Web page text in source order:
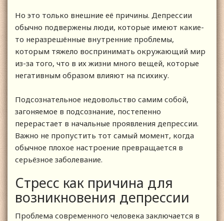
Но это только внешние её причины. Депрессии
обычно подвержены люди, которые имеют какие-
то неразрешённые внутренние проблемы,
которым тяжело воспринимать окружающий мир
из-за того, что в их жизни много вещей, которые
негативным образом влияют на психику.
Подсознательное недовольство самим собой,
загоняемое в подсознание, постепенно
перерастает в начальные проявления депрессии.
Важно не пропустить тот самый момент, когда
обычное плохое настроение превращается в
серьёзное заболевание.
Стресс как причина для
возникновения депрессии
Проблема современного человека заключается в